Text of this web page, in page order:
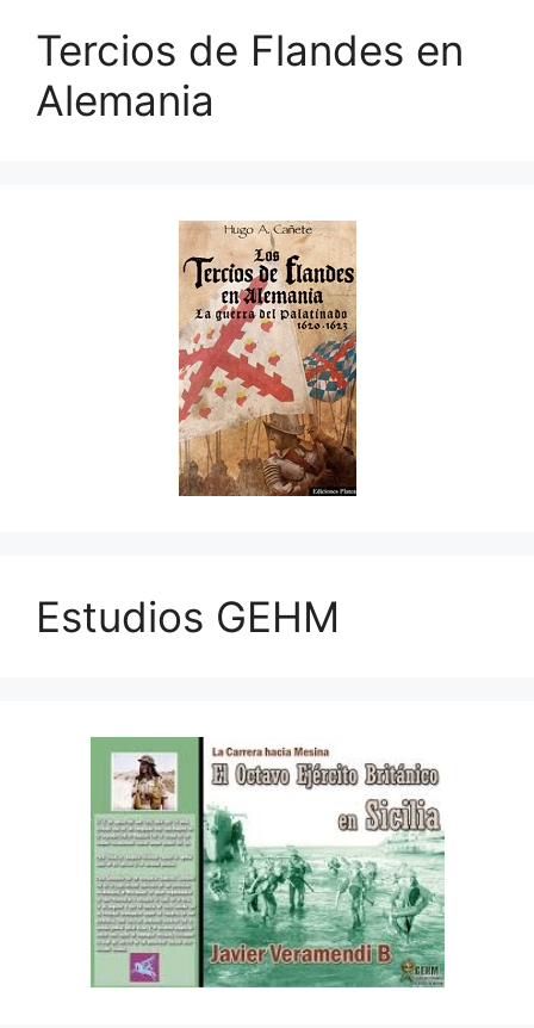
Tercios de Flandes en
Alemania
Estudios GEHM